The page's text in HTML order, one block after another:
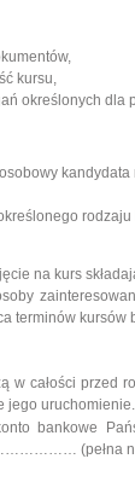
kursu,
określonych dla
kandydata
na kurs
terminów
w całości
bankowe
(pełna